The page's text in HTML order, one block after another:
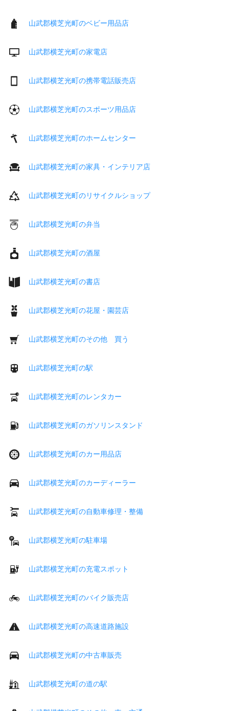
山武郡横芝光町のベビー用品店
山武郡横芝光町の家電店
山武郡横芝光町の携帯電話販売店
山武郡横芝光町のスポーツ用品店
山武郡横芝光町のホームセンター
山武郡横芝光町の家具・インテリア店
山武郡横芝光町のリサイクルショップ
山武郡横芝光町の弁当
山武郡横芝光町の酒屋
山武郡横芝光町の書店
山武郡横芝光町の花屋・園芸店
山武郡横芝光町のその他 買う
山武郡横芝光町の駅
山武郡横芝光町のレンタカー
山武郡横芝光町のガソリンスタンド
山武郡横芝光町のカー用品店
山武郡横芝光町のカーディーラー
山武郡横芝光町の自動車修理・整備
山武郡横芝光町の駐車場
山武郡横芝光町の充電スポット
山武郡横芝光町のバイク販売店
山武郡横芝光町の高速道路施設
山武郡横芝光町の中古車販売
山武郡横芝光町の道の駅